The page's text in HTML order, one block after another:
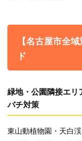
【名古屋市全
ド
緑地・公園隣接エリ
バチ対策
東山動植物園・天白